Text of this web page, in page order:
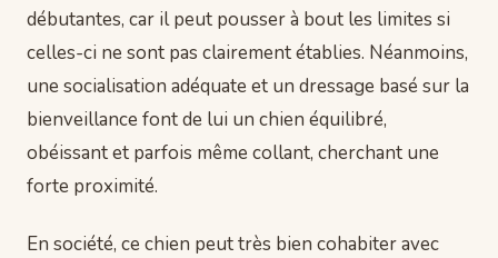
débutantes, car il peut pousser à bout les limites si
celles-ci ne sont pas clairement établies. Néanmoins,
une socialisation adéquate et un dressage basé sur la
bienveillance font de lui un chien équilibré,
obéissant et parfois même collant, cherchant une
forte proximité.
En société, ce chien peut très bien cohabiter avec